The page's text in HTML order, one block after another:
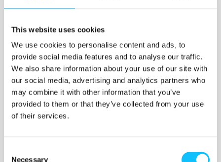
This website uses cookies
We use cookies to personalise content and ads, to
provide social media features and to analyse our traffic.
We also share information about your use of our site with
our social media, advertising and analytics partners who
may combine it with other information that you’ve
provided to them or that they’ve collected from your use
of their services.
Necessary
Katso myös